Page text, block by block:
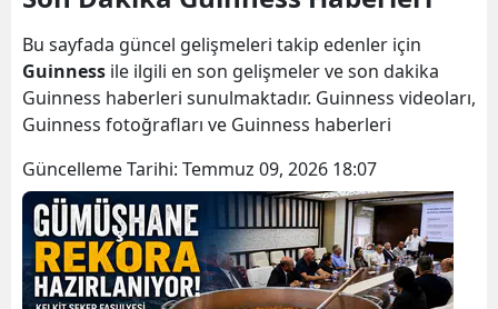
Bingöl
Bolu
Burdur
Bursa
Çanakkale
Bu sayfada güncel gelişmeleri takip edenler için
Guinness ile ilgili en son gelişmeler ve son dakika
Guinness haberleri sunulmaktadır. Guinness videoları,
Guinness fotoğrafları ve Guinness haberleri
Güncelleme Tarihi: Temmuz 09, 2026 18:07